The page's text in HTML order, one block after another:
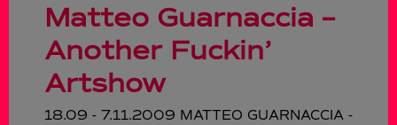
Matteo Guarnaccia –
Another Fuckin’
Artshow
18.09 - 7.11.2009 MATTEO GUARNACCIA -